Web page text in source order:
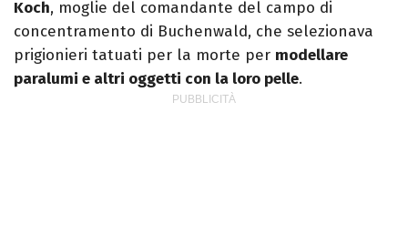
Koch, moglie del comandante del campo di
concentramento di Buchenwald, che selezionava
prigionieri tatuati per la morte per modellare
paralumi e altri oggetti con la loro pelle.